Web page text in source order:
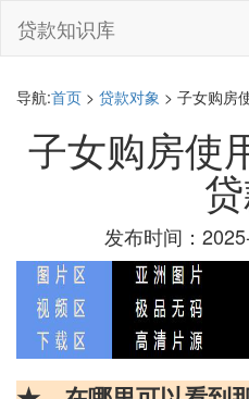
贷款知识库
导航:首页 > 贷款对象 > 子女购房
子女购房使
发布时间：